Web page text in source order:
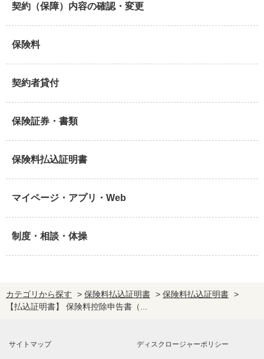
契約（保障）内容の確認・変更
保険料
契約者貸付
保険証券・書類
保険料払込証明書
マイページ・アプリ・Web
制度・相談・体操
カテゴリから探す > 保険料払込証明書 > 保険料払込証明書 >
【払込証明書】 保険料控除申告書（...
サイトマップ ディスクロージャーポリシー